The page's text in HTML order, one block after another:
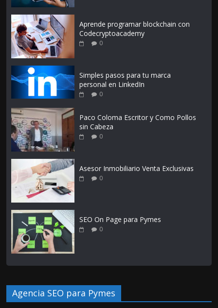
Aprende programar blockchain con
Codecryptoacademy
0
Simples pasos para tu marca
personal en LinkedIn
0
Paco Coloma Escritor y Como Pollos
sin Cabeza
0
Asesor Inmobiliario Venta Exclusivas
0
SEO On Page para Pymes
0
Agencia SEO para Pymes